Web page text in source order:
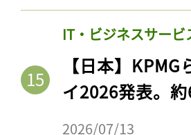
IT・ビジネスサービ
【日本】
イ2026発表。
2026/07/13